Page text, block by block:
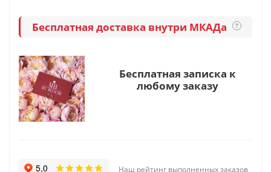
Бесплатная доставка внутри МКАДа ?
Бесплатная записка к
любому заказу
Наш рейтинг выполненных заказов